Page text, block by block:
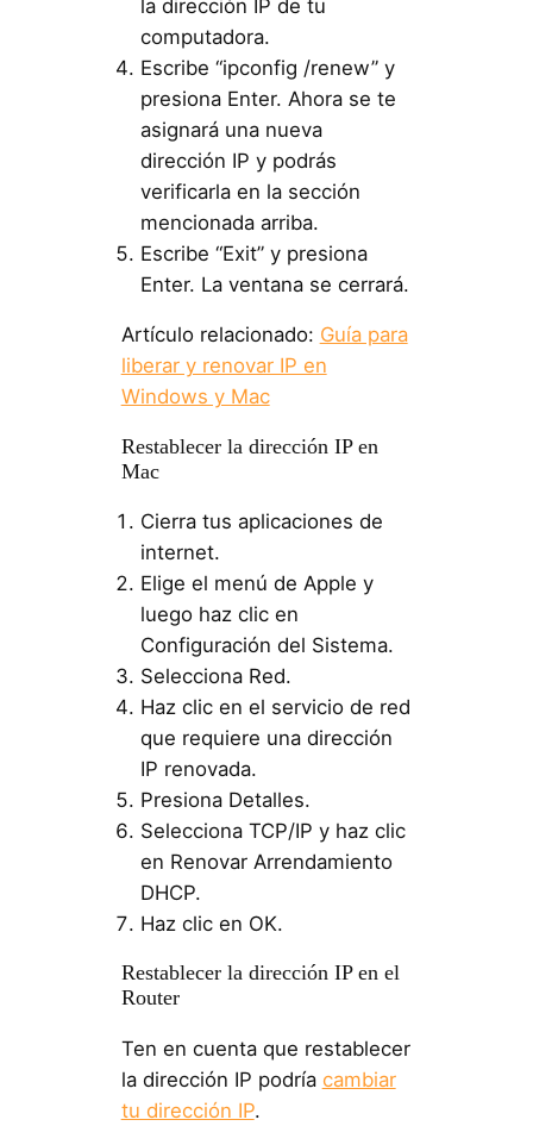
la dirección IP de tu
computadora.
Escribe “ipconfig /renew” y
presiona Enter. Ahora se te
asignará una nueva
dirección IP y podrás
verificarla en la sección
mencionada arriba.
Escribe “Exit” y presiona
Enter. La ventana se cerrará.
Artículo relacionado: Guía para
liberar y renovar IP en
Windows y Mac
Restablecer la dirección IP en
Mac
Cierra tus aplicaciones de
internet.
Elige el menú de Apple y
luego haz clic en
Configuración del Sistema.
Selecciona Red.
Haz clic en el servicio de red
que requiere una dirección
IP renovada.
Presiona Detalles.
Selecciona TCP/IP y haz clic
en Renovar Arrendamiento
DHCP.
Haz clic en OK.
Restablecer la dirección IP en el
Router
Ten en cuenta que restablecer
la dirección IP podría cambiar
tu dirección IP.